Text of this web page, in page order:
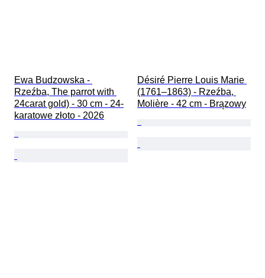
Ewa Budzowska -
Rzeźba, The parrot with
24carat gold) - 30 cm - 24-
karatowe złoto - 2026
Désiré Pierre Louis Marie
(1761–1863) - Rzeźba,
Molière - 42 cm - Brązowy